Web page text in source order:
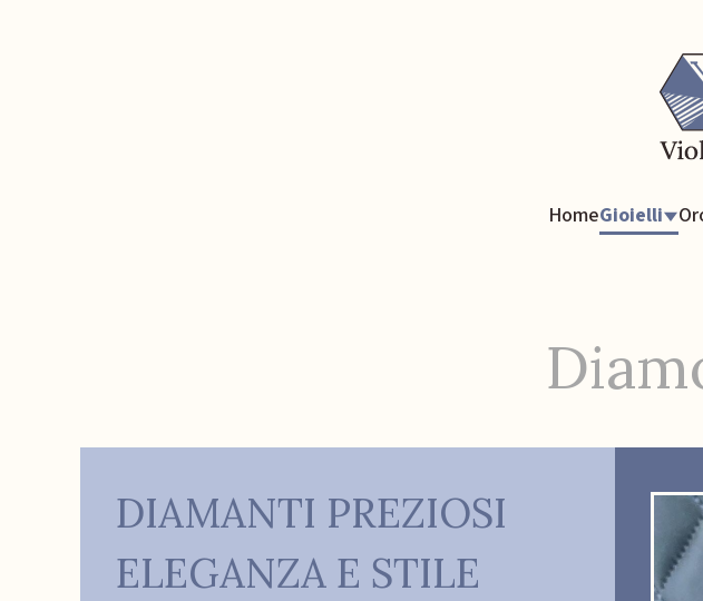
HomeGioielli
DIAMANTI PREZIOSI
ELEGANZA E STILE